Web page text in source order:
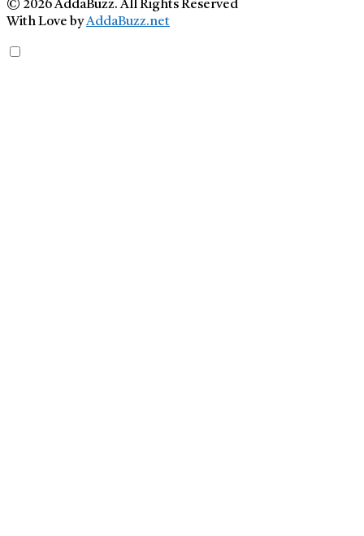
© 2026 AddaBuzz. All Rights Reserved
With Love byAddaBuzz.net